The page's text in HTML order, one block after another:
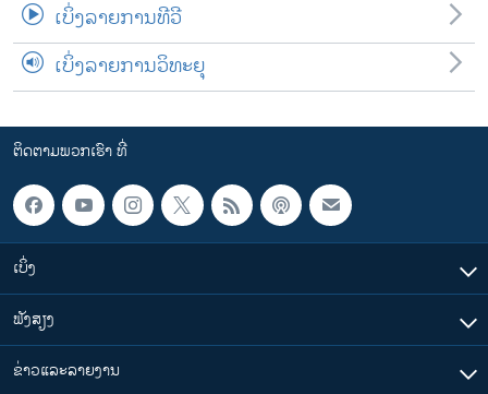
ເບິ່ງລາຍການທີວີ
ເບິ່ງລາຍການວິທະຍຸ
ຕິດຕາມພວກເຮົາ ທີ່
ເບິ່ງ
ຟັງສຽງ
ຂ່າວແລະລາຍງານ